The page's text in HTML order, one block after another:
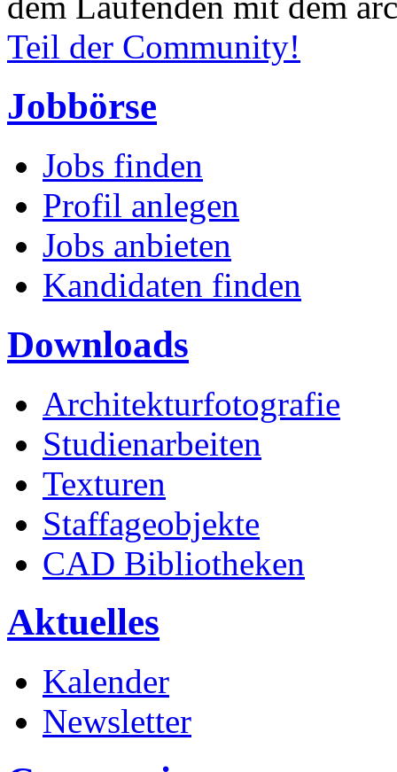
Teil der Community!
Jobbörse
Jobs finden
Profil anlegen
Jobs anbieten
Kandidaten finden
Downloads
Architekturfotografie
Studienarbeiten
Texturen
Staffageobjekte
CAD Bibliotheken
Aktuelles
Kalender
Newsletter